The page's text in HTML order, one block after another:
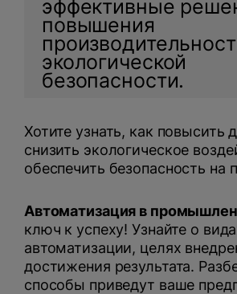
эффективные
повышения
экологической
безопасности.
Хотите узнать, как повысить
снизить экологическое
обеспечить безопасность на
Автоматизация в
ключ к успеху! Узнайте о
автоматизации, целях
достижения результата.
способы приведут ваше
Нажимая на кнопку, вы даетесогласие
персональных данныхи соглашаетесь с
политикой конфиденциальности.
оставить заявку